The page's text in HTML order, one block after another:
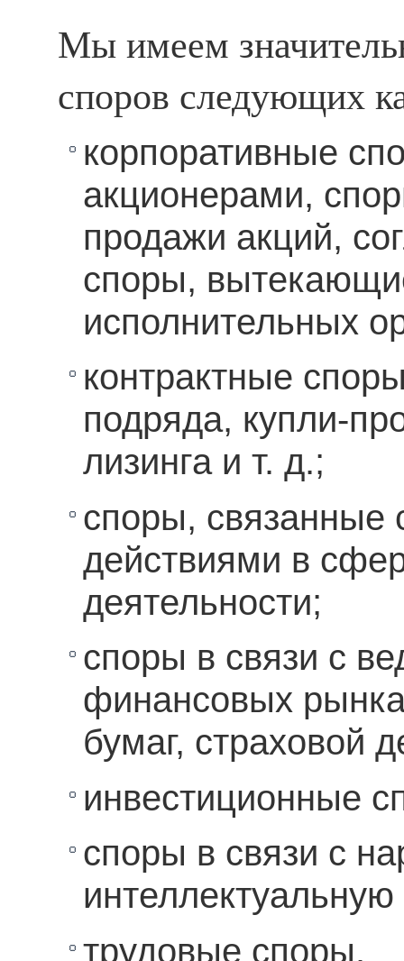
Мы имеем
споров следующих
корпоративные
акционерами,
продажи акций,
споры,
исполнительных
контрактные
подряда, купли-
лизинга и т. д.;
споры, связанные
действиями в
деятельности;
споры в связи с
финансовых
бумаг, страховой
инвестиционные
споры в связи с
трудовые споры.